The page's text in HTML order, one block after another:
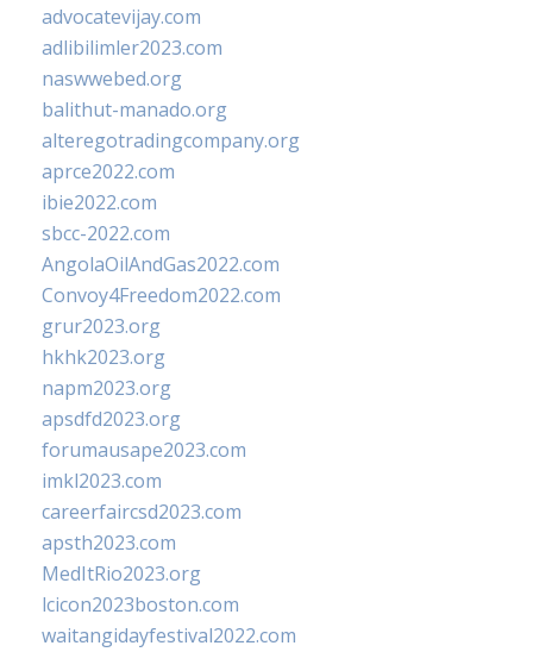
advocatevijay.com
adlibilimler2023.com
naswwebed.org
balithut-manado.org
alteregotradingcompany.org
aprce2022.com
ibie2022.com
sbcc-2022.com
AngolaOilAndGas2022.com
Convoy4Freedom2022.com
grur2023.org
hkhk2023.org
napm2023.org
apsdfd2023.org
forumausape2023.com
imkl2023.com
careerfaircsd2023.com
apsth2023.com
MedItRio2023.org
lcicon2023boston.com
waitangidayfestival2022.com